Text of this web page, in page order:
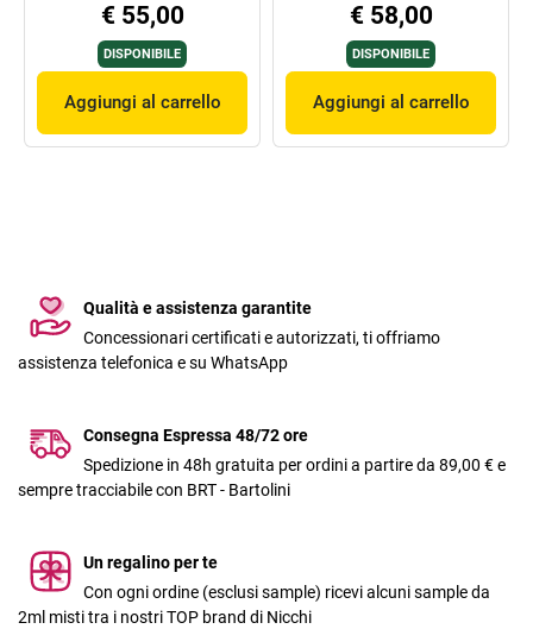
€ 55,00
DISPONIBILE
Aggiungi al carrello
€ 58,00
DISPONIBILE
Aggiungi al carrello
Qualità e assistenza garantite
Concessionari certificati e autorizzati, ti offriamo
assistenza telefonica e su WhatsApp
Consegna Espressa 48/72 ore
Spedizione in 48h gratuita per ordini a partire da 89,00 € e
sempre tracciabile con BRT - Bartolini
Un regalino per te
Con ogni ordine (esclusi sample) ricevi alcuni sample da
2ml misti tra i nostri TOP brand di Nicchi